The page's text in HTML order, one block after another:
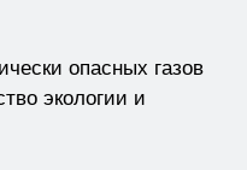
опасных газов
экологии и